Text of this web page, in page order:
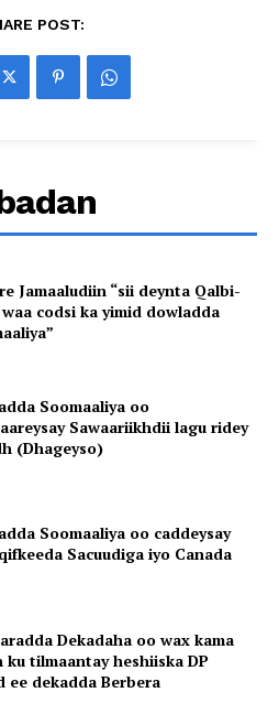
POST:
Jamaaludiin “sii deynta Qalbi-
codsi ka yimid dowladda
Soomaaliya oo
Sawaariikhdii lagu ridey
(Dhageyso)
Soomaaliya oo caddeysay
Sacuudiga iyo Canada
Dekadaha oo wax kama
ku tilmaantay heshiiska DP
ee dekadda Berbera